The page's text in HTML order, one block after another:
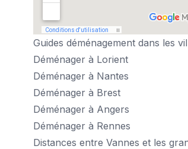
Guides déménagement dans les
Déménager à Lorient
Déménager à Nantes
Déménager à Brest
Déménager à Angers
Déménager à Rennes
Distances entre Vannes et les